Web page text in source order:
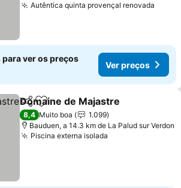
Autêntica quinta provençal renovada
para ver os preços
Ver preços
PartilharAdicionar aos favoritos
Domaine de Majastre
8,4 Muito boa
1.099
Bauduen, a 14.3 km de La Palud sur Verdon
Piscina externa isolada